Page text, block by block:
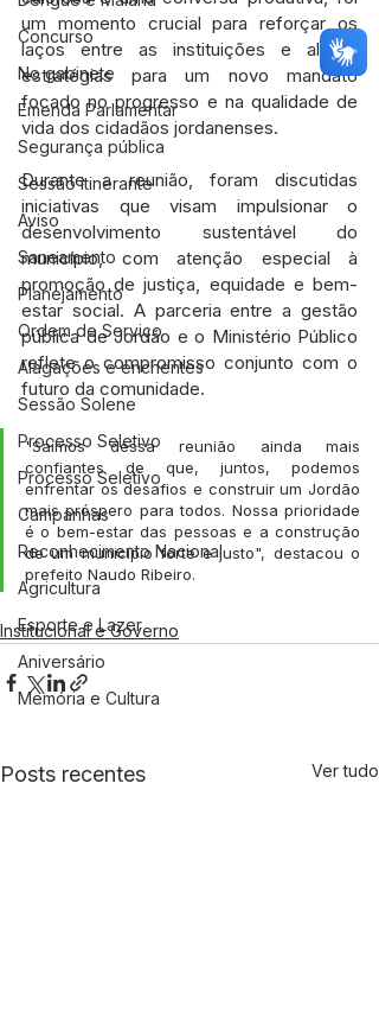
Concurso
No gabinete
Emenda Parlamentar
Segurança pública
Sessão itinerante
Aviso
Saneamento
Planejamento
Ordem de Serviço
Alagações e enchentes
Sessão Solene
Processo Seletivo
Processo Seletivo
Campanhas
Reconhecimento Nacional
Agricultura
Esporte e Lazer
Aniversário
Memória e Cultura
um momento crucial para reforçar os
laços entre as instituições e alinhar
estratégias para um novo mandato
focado no progresso e na qualidade de
vida dos cidadãos jordanenses.
Durante a reunião, foram discutidas
iniciativas que visam impulsionar o
desenvolvimento sustentável do
município, com atenção especial à
promoção de justiça, equidade e bem-
estar social. A parceria entre a gestão
pública de Jordão e o Ministério Público
reflete o compromisso conjunto com o
futuro da comunidade.
"Saímos dessa reunião ainda mais
confiantes de que, juntos, podemos
enfrentar os desafios e construir um Jordão
mais próspero para todos. Nossa prioridade
é o bem-estar das pessoas e a construção
de um município forte e justo", destacou o
prefeito Naudo Ribeiro.
Institucional e Governo
Posts recentes Ver tudo